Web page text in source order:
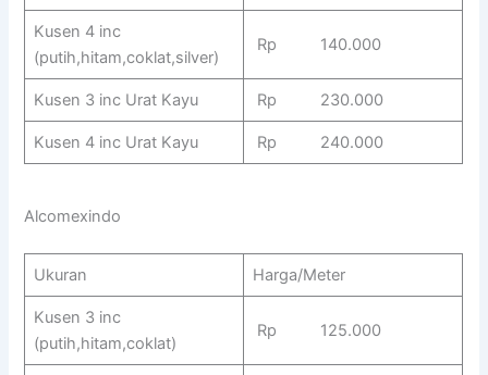
Kusen 4 inc
(putih,hitam,coklat,silver)
Rp 140.000
Kusen 3 inc Urat Kayu Rp 230.000
Kusen 4 inc Urat Kayu Rp 240.000
Alcomexindo
Ukuran Harga/Meter
Kusen 3 inc
(putih,hitam,coklat)
Rp 125.000